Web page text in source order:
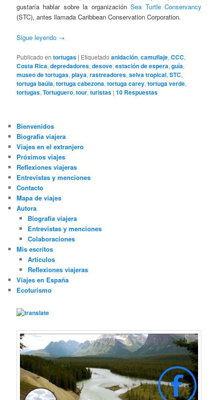
gustaría hablar sobre la organizaciónSea Turtle Conservancy
(STC), antes llamada Caribbean Conservation Corporation.
Sigue leyendo →
Publicado en tortugas | Etiquetado anidación,camuflaje,CCC,
Costa Rica,depredadores,desove,estación de espera,guía,
museo de tortugas,playa,rastreadores,selva tropical,STC,
tortuga baúla,tortuga cabezona,tortuga carey,tortuga verde,
tortugas,Tortuguero,tour,turistas |10 Respuestas
Bienvenidos
Biografía viajera
Viajes en el extranjero
Próximos viajes
Reflexiones viajeras
Entrevistas y menciones
Contacto
Mapa de viajes
Autora
Biografía viajera
Entrevistas y menciones
Colaboraciones
Mis escritos
Artículos
Reflexiones viajeras
Viajes en España
Ecoturismo